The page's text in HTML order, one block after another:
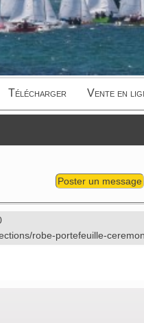
Télécharger Vente en
Poster un message
robe-portefeuille-